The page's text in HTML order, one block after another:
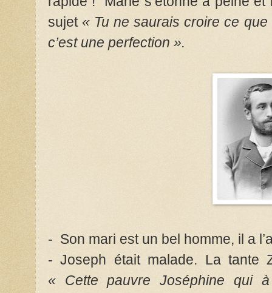
sujet « Tu ne saurais croire ce
c’est une perfection ».
- Son mari est un bel homme, il a
- Joseph était malade. La tante
« Cette pauvre Joséphine qui